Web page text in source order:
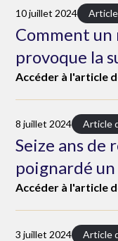
10 juillet 2024
Comment un
provoque la
d'un maire
Accéder à l'article
8 juillet 2024 Article
Seize ans de
poignardé
Accéder à l'article
3 juillet 2024 Article